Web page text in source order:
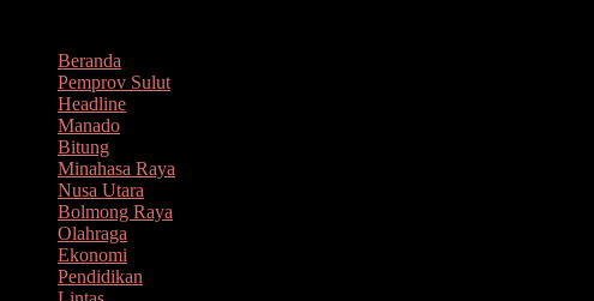
kontenBeranda
Pemprov Sulut
Headline
Manado
Bitung
Minahasa Raya
Nusa Utara
Bolmong Raya
Olahraga
Ekonomi
Pendidikan